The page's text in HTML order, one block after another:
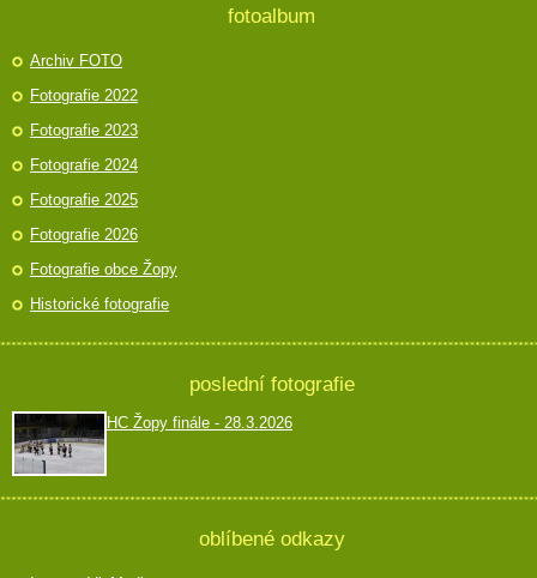
fotoalbum
Archiv FOTO
Fotografie 2022
Fotografie 2023
Fotografie 2024
Fotografie 2025
Fotografie 2026
Fotografie obce Žopy
Historické fotografie
poslední fotografie
HC Žopy finále - 28.3.2026
oblíbené odkazy